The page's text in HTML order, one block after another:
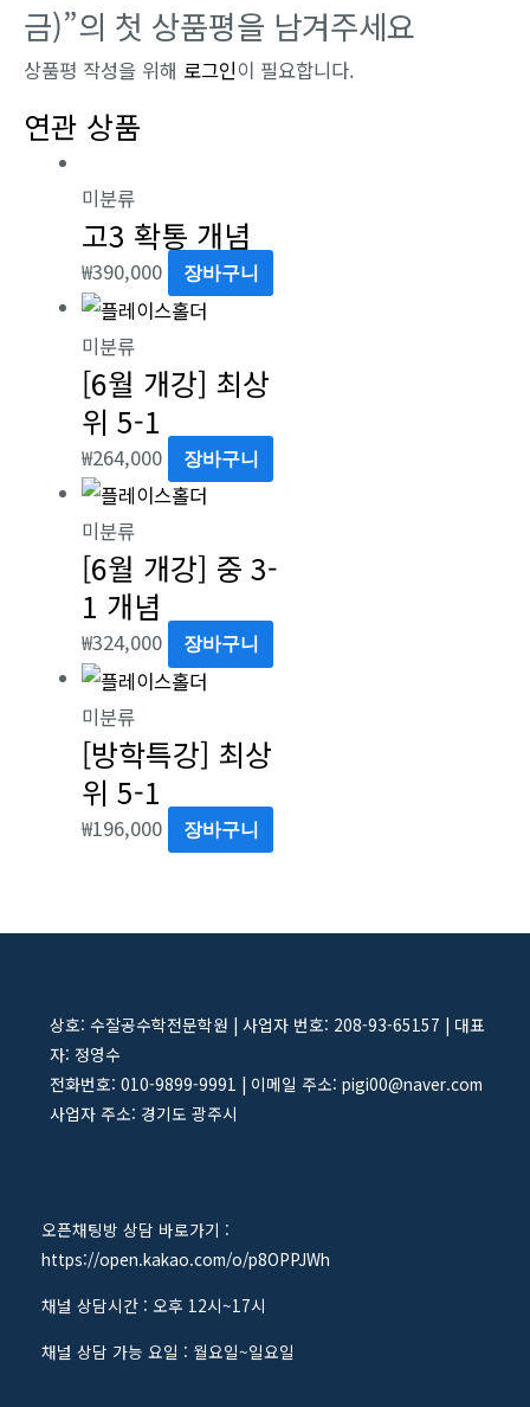
금)”의 첫 상품평을 남겨주세요
상품평 작성을 위해 로그인이 필요합니다.
연관 상품
미분류
고3 확통 개념
₩390,000 장바구니
미분류
[6월 개강] 최상
위 5-1
₩264,000 장바구니
미분류
[6월 개강] 중 3-
1 개념
₩324,000 장바구니
미분류
[방학특강] 최상
위 5-1
₩196,000 장바구니
상호: 수잘공수학전문학원 | 사업자 번호: 208-93-65157 | 대표
자: 정영수
전화번호: 010-9899-9991 | 이메일 주소: pigi00@naver.com
사업자 주소: 경기도 광주시
오픈채팅방 상담 바로가기 :
https://open.kakao.com/o/p8OPPJWh
채널 상담시간 : 오후 12시~17시
채널 상담 가능 요일 : 월요일~일요일